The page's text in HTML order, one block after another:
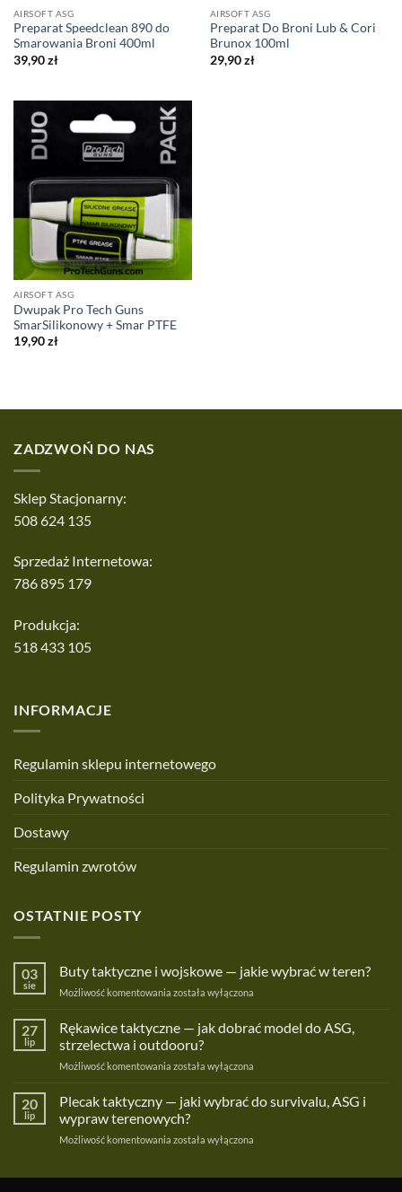
AIRSOFT ASG
Preparat Speedclean 890 do
Smarowania Broni 400ml
39,90zł
AIRSOFT ASG
Preparat Do Broni Lub & Cori
Brunox 100ml
29,90zł
AIRSOFT ASG
Dwupak Pro Tech Guns
SmarSilikonowy + Smar PTFE
19,90zł
ZADZWOŃ DO NAS
Sklep Stacjonarny:
508 624 135
Sprzedaż Internetowa:
786 895 179
Produkcja:
518 433 105
INFORMACJE
Regulamin sklepu internetowego
Polityka Prywatności
Dostawy
Regulamin zwrotów
OSTATNIE POSTY
03
sie
Buty taktyczne i wojskowe — jakie wybrać w teren?
Możliwość komentowania Buty
wojskowe
—
jakie
teren?
została wyłączona
27
lip
Rękawice taktyczne — jak dobrać model do ASG,
strzelectwa i outdooru?
Możliwość komentowania Rękawice
jak
dobrać
model
została wyłączona
20
lip
Plecak taktyczny — jaki wybrać do survivalu, ASG i
wypraw terenowych?
Możliwość komentowania Plecak
została wyłączona